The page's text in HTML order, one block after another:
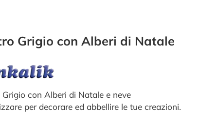
Grigio con Alberi di Natale
con Alberi di Natale e neve
per decorare ed abbellire le tue creazioni.